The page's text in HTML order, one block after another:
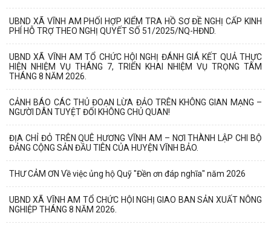
UBND XÃ VĨNH AM PHỐI HỢP KIỂM TRA HỒ SƠ ĐỀ NGHỊ CẤP KINH
PHÍ HỖ TRỢ THEO NGHỊ QUYẾT SỐ 51/2025/NQ-HĐND.
UBND XÃ VĨNH AM TỔ CHỨC HỘI NGHỊ ĐÁNH GIÁ KẾT QUẢ THỰC
HIỆN NHIỆM VỤ THÁNG 7, TRIỂN KHAI NHIỆM VỤ TRỌNG TÂM
THÁNG 8 NĂM 2026.
CẢNH BÁO CÁC THỦ ĐOẠN LỪA ĐẢO TRÊN KHÔNG GIAN MẠNG –
NGƯỜI DÂN TUYỆT ĐỐI KHÔNG CHỦ QUAN!
ĐỊA CHỈ ĐỎ TRÊN QUÊ HƯƠNG VĨNH AM – NƠI THÀNH LẬP CHI BỘ
ĐẢNG CỘNG SẢN ĐẦU TIÊN CỦA HUYỆN VĨNH BẢO.
THƯ CẢM ƠN Về việc ủng hộ Quỹ "Đền ơn đáp nghĩa" năm 2026
UBND XÃ VĨNH AM TỔ CHỨC HỘI NGHỊ GIAO BAN SẢN XUẤT NÔNG
NGHIỆP THÁNG 8 NĂM 2026.